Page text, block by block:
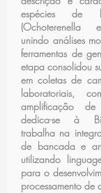
espécies de
(Ochoterenella
unindo análises
ferramentas de
etapa consolidou
em coletas de
laboratoriais,
amplificação
dedica-se à
trabalha na
de bancada e
utilizando
para o
processamento de